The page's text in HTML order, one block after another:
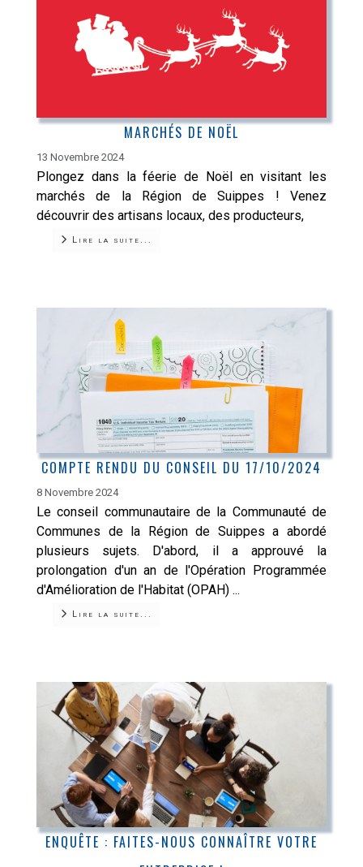
MARCHÉS DE NOËL
13 Novembre 2024
Plongez dans la féerie de Noël en visitant les
marchés de la Région de Suippes ! Venez
découvrir des artisans locaux, des producteurs,
Lire la suite...
COMPTE RENDU DU CONSEIL DU 17/10/2024
8 Novembre 2024
Le conseil communautaire de la Communauté de
Communes de la Région de Suippes a abordé
plusieurs sujets. D'abord, il a approuvé la
prolongation d'un an de l'Opération Programmée
d'Amélioration de l'Habitat (OPAH) ...
Lire la suite...
ENQUÊTE : FAITES-NOUS CONNAÎTRE VOTRE